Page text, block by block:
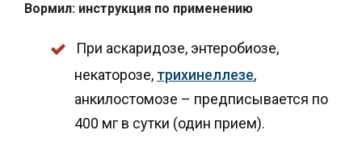
Вормил: инструкция по применению
При аскаридозе, энтеробиозе,
некаторозе, трихинеллезе,
анкилостомозе – предписывается по
400 мг в сутки (один прием).